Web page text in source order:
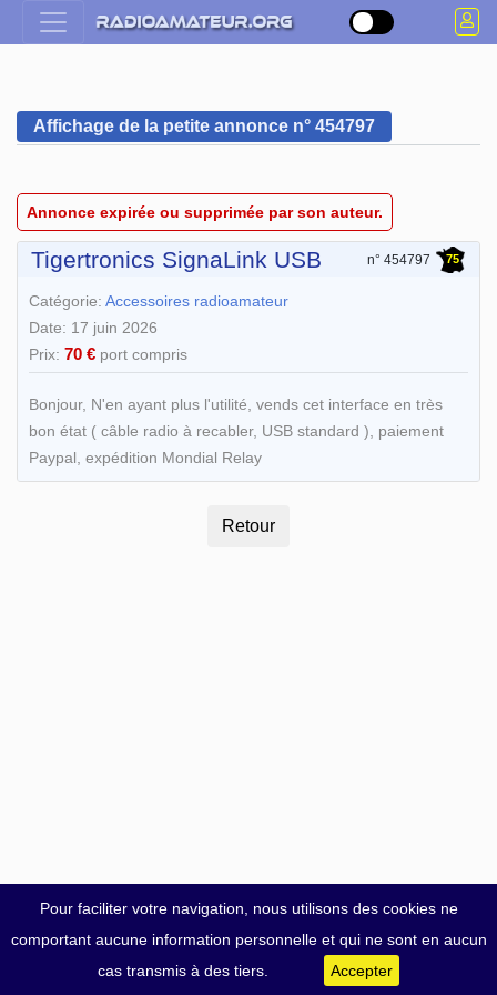
Pour faciliter votre navigation, nous utilisons des cookies ne
comportant aucune information personnelle et qui ne sont en aucun
cas transmis à des tiers.
Accepter
Affichage de la petite annonce n° 454797
Annonce expirée ou supprimée par son auteur.
Tigertronics SignaLink USB n° 454797 75
Catégorie: Accessoires radioamateur
Date: 17 juin 2026
Prix: 70 € port compris
Bonjour, N'en ayant plus l'utilité, vends cet interface en très
bon état ( câble radio à recabler, USB standard ), paiement
Paypal, expédition Mondial Relay